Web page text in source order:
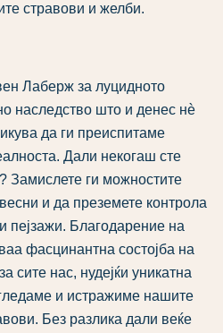
стравови и желби.
Лаберж за луцидното
наследство што и денес нѐ
да ги преиспитаме
Дали некогаш сте
Замислете ги можностите
и да преземете контрола
пејзажи. Благодарение на
фасцинантна состојба на
сите нас, нудејќи уникатна
и истражиме нашите
Без разлика дали веќе